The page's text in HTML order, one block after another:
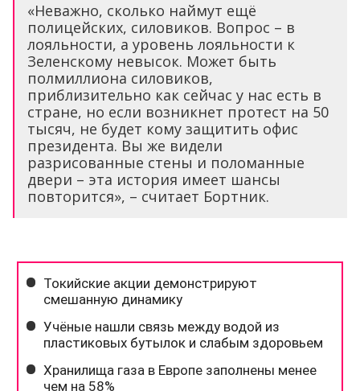
«Неважно, сколько наймут ещё
полицейских, силовиков. Вопрос – в
лояльности, а уровень лояльности к
Зеленскому невысок. Может быть
полмиллиона силовиков,
приблизительно как сейчас у нас есть в
стране, но если возникнет протест на 50
тысяч, не будет кому защитить офис
президента. Вы же видели
разрисованные стены и поломанные
двери – эта история имеет шансы
повторится», – считает Бортник.